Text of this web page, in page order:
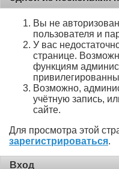
Вы не
пользователя и
У вас
странице.
функциям
Возможно,
учётную запись,
сайте.
Для просмотра этой
зарегистрироваться.
Вход